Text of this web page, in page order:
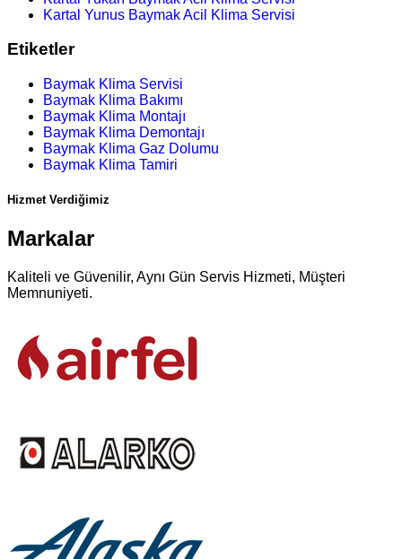
Kartal Yunus Baymak Acil Klima Servisi
Etiketler
Baymak Klima Servisi
Baymak Klima Bakımı
Baymak Klima Montajı
Baymak Klima Demontajı
Baymak Klima Gaz Dolumu
Baymak Klima Tamiri
Hizmet Verdiğimiz
Markalar
Kaliteli ve Güvenilir, Aynı Gün Servis Hizmeti, Müşteri
Memnuniyeti.